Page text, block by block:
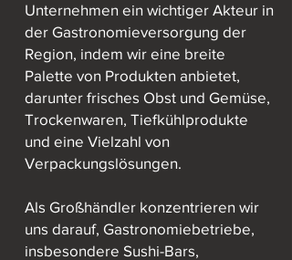
Unternehmen ein wichtiger Akteur in
der Gastronomieversorgung der
Region, indem wir eine breite
Palette von Produkten anbietet,
darunter frisches Obst und Gemüse,
Trockenwaren, Tiefkühlprodukte
und eine Vielzahl von
Verpackungslösungen.
Als Großhändler konzentrieren wir
uns darauf, Gastronomiebetriebe,
insbesondere Sushi-Bars,